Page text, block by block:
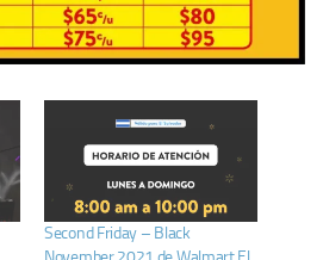
Second Friday – Black